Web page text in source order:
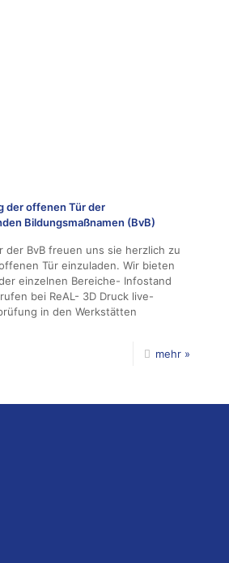
der offenen Tür der
Bildungsmaßnamen (BvB)
der BvB freuen uns sie herzlich zu
Tür einzuladen. Wir bieten
einzelnen Bereiche- Infostand
bei ReAL- 3D Druck live-
in den Werkstätten
mehr »